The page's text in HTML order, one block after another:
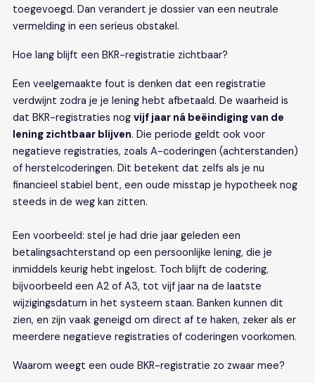
toegevoegd. Dan verandert je dossier van een neutrale
vermelding in een serieus obstakel.
Hoe lang blijft een BKR-registratie zichtbaar?
Een veelgemaakte fout is denken dat een registratie
verdwijnt zodra je je lening hebt afbetaald. De waarheid is
dat BKR-registraties nog vijf jaar ná beëindiging van de
lening zichtbaar blijven. Die periode geldt ook voor
negatieve registraties, zoals A-coderingen (achterstanden)
of herstelcoderingen. Dit betekent dat zelfs als je nu
financieel stabiel bent, een oude misstap je hypotheek nog
steeds in de weg kan zitten.
Een voorbeeld: stel je had drie jaar geleden een
betalingsachterstand op een persoonlijke lening, die je
inmiddels keurig hebt ingelost. Toch blijft de codering,
bijvoorbeeld een A2 of A3, tot vijf jaar na de laatste
wijzigingsdatum in het systeem staan. Banken kunnen dit
zien, en zijn vaak geneigd om direct af te haken, zeker als er
meerdere negatieve registraties of coderingen voorkomen.
Waarom weegt een oude BKR-registratie zo zwaar mee?